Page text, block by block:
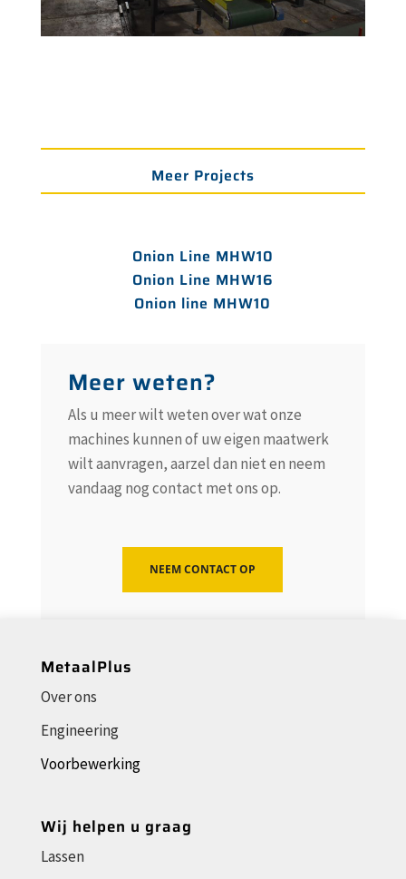
Meer Projects
Onion Line MHW10
Onion Line MHW16
Onion line MHW10
Meer weten?
Als u meer wilt weten over wat onze
machines kunnen of uw eigen maatwerk
wilt aanvragen, aarzel dan niet en neem
vandaag nog contact met ons op.
NEEM CONTACT OP
MetaalPlus
Over ons
Engineering
Voorbewerking
Wij helpen u graag
Lassen